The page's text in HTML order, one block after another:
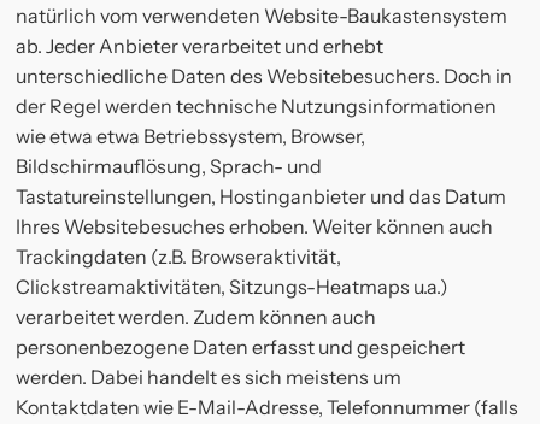
natürlich vom verwendeten Website-Baukastensystem
ab. Jeder Anbieter verarbeitet und erhebt
unterschiedliche Daten des Websitebesuchers. Doch in
der Regel werden technische Nutzungsinformationen
wie etwa etwa Betriebssystem, Browser,
Bildschirmauflösung, Sprach- und
Tastatureinstellungen, Hostinganbieter und das Datum
Ihres Websitebesuches erhoben. Weiter können auch
Trackingdaten (z.B. Browseraktivität,
Clickstreamaktivitäten, Sitzungs-Heatmaps u.a.)
verarbeitet werden. Zudem können auch
personenbezogene Daten erfasst und gespeichert
werden. Dabei handelt es sich meistens um
Kontaktdaten wie E-Mail-Adresse, Telefonnummer (falls